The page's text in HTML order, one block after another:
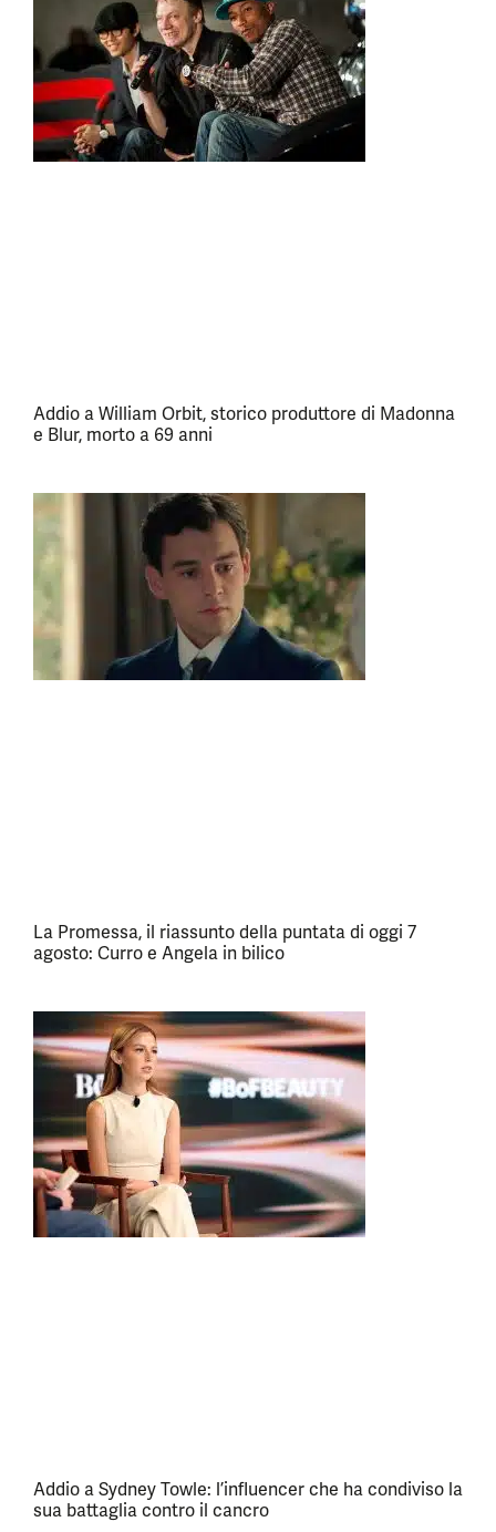
Addio a William Orbit, storico produttore di Madonna
e Blur, morto a 69 anni
La Promessa, il riassunto della puntata di oggi 7
agosto: Curro e Angela in bilico
Addio a Sydney Towle: l’influencer che ha condiviso la
sua battaglia contro il cancro